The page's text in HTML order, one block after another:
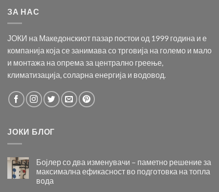
ЗА НАС
ЈОКИ на Македонскиот пазар постои од 1999 година и е
компанија која се занимава со трговија на големо и мало
и монтажа на опрема за централно греење,
климатизација, соларна енергија и водовод.
ЈОКИ БЛОГ
Бојлер со два изменувачи – паметно решение за
максимална ефикасност во подготовка на топла
вода